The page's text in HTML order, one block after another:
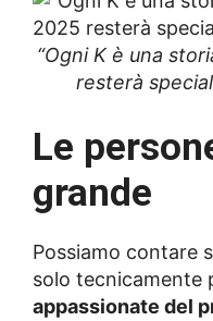
“Ogni K è una
resterà
Le
grande
Possiamo contare
solo tecnicamente
appassionate del